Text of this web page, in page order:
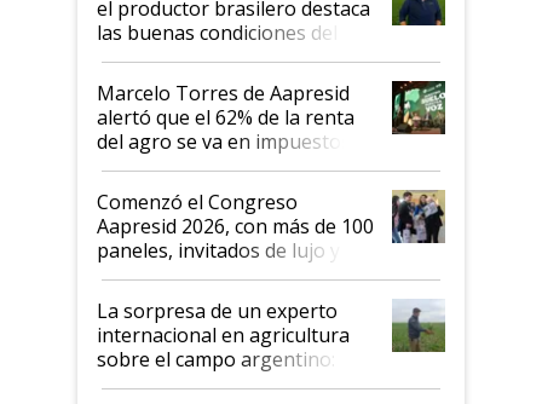
el productor brasilero destaca
las buenas condiciones del
agro argentino para invertir:
"Los veo más motivados"
Marcelo Torres de Aapresid
alertó que el 62% de la renta
del agro se va en impuestos:
"No es bueno que en
Argentina se sigan discutiendo
las mismas cosas de hace 50
años"
Comenzó el Congreso
Aapresid 2026, con más de 100
paneles, invitados de lujo y
todas las tendencias
La sorpresa de un experto
internacional en agricultura
sobre el campo argentino:
"Estoy muy impresionado"